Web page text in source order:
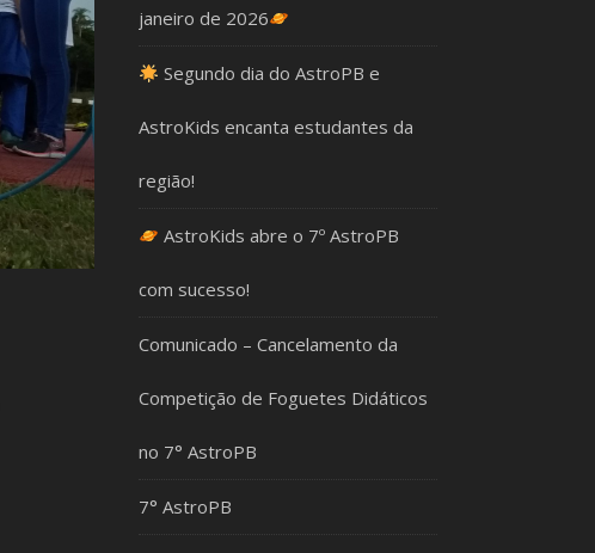
janeiro de 2026
Segundo dia do AstroPB e
AstroKids encanta estudantes da
região!
AstroKids abre o 7º AstroPB
com sucesso!
Comunicado – Cancelamento da
Competição de Foguetes Didáticos
no 7° AstroPB
7° AstroPB